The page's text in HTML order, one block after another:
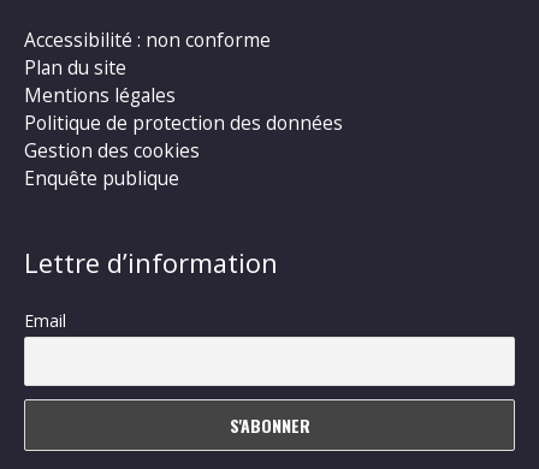
Accessibilité : non conforme
Plan du site
Mentions légales
Politique de protection des données
Gestion des cookies
Enquête publique
Lettre d’information
Email